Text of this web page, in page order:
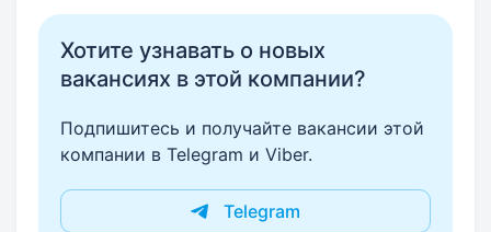
Хотите узнавать о новых
вакансиях в этой компании?
Подпишитесь и получайте вакансии этой
компании в Telegram и Viber.
Telegram